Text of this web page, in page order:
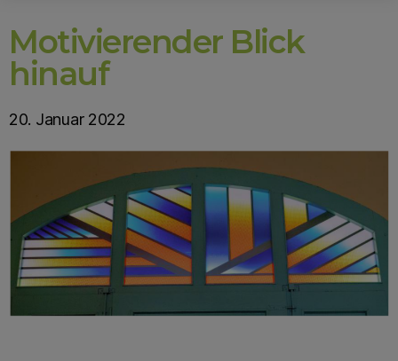
Motivierender Blick
hinauf
20. Januar 2022